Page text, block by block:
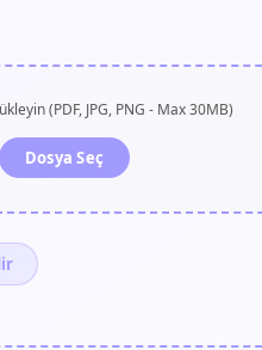
(PDF, JPG, PNG - Max 30MB)
Dosya Seç